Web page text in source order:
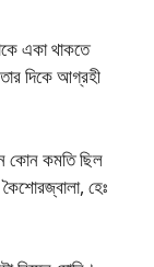
একা থাকতে
দিকে আগ্রহী
কোন কমতি ছিল
হেঃ